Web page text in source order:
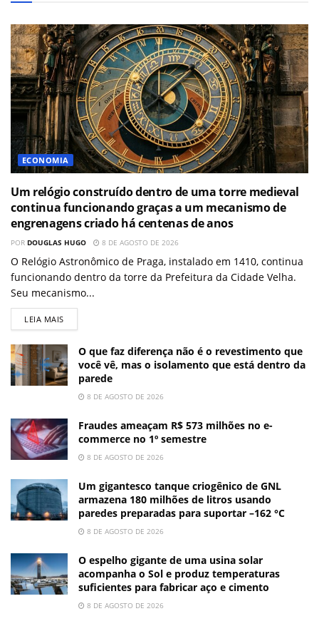
ECONOMIA
Um relógio construído dentro de uma torre medieval
continua funcionando graças a um mecanismo de
engrenagens criado há centenas de anos
POR DOUGLAS HUGO 8 DE AGOSTO DE 2026
O Relógio Astronômico de Praga, instalado em 1410, continua
funcionando dentro da torre da Prefeitura da Cidade Velha.
Seu mecanismo...
LEIA MAIS
O que faz diferença não é o revestimento que
você vê, mas o isolamento que está dentro da
parede
8 DE AGOSTO DE 2026
Fraudes ameaçam R$ 573 milhões no e-
commerce no 1º semestre
8 DE AGOSTO DE 2026
Um gigantesco tanque criogênico de GNL
armazena 180 milhões de litros usando
paredes preparadas para suportar –162 °C
8 DE AGOSTO DE 2026
O espelho gigante de uma usina solar
acompanha o Sol e produz temperaturas
suficientes para fabricar aço e cimento
8 DE AGOSTO DE 2026